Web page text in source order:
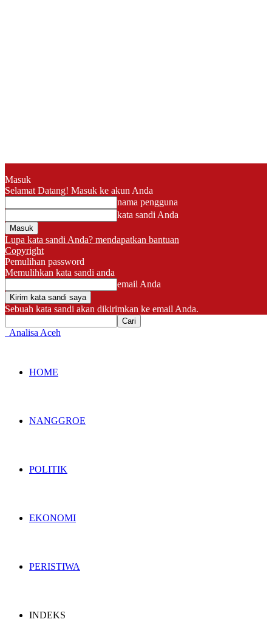
Masuk
Selamat Datang! Masuk ke akun Anda
nama pengguna
kata sandi Anda
Lupa kata sandi Anda? mendapatkan bantuan
Copyright
Pemulihan password
Memulihkan kata sandi anda
email Anda
Sebuah kata sandi akan dikirimkan ke email Anda.
Analisa Aceh
HOME
NANGGROE
POLITIK
EKONOMI
PERISTIWA
INDEKS